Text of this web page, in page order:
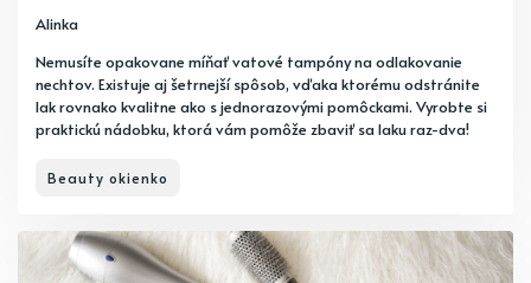
Alinka
Nemusíte opakovane míňať vatové tampóny na odlakovanie
nechtov. Existuje aj šetrnejší spôsob, vďaka ktorému odstránite
lak rovnako kvalitne ako s jednorazovými pomôckami. Vyrobte si
praktickú nádobku, ktorá vám pomôže zbaviť sa laku raz-dva!
Beauty okienko